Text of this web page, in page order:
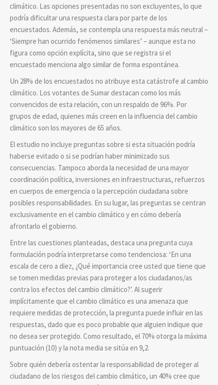
climático. Las opciones presentadas no son excluyentes, lo que
podría dificultar una respuesta clara por parte de los
encuestados. Además, se contempla una respuesta más neutral –
‘Siempre han ocurrido fenómenos similares’ – aunque esta no
figura como opción explícita, sino que se registra si el
encuestado menciona algo similar de forma espontánea.
Un 28% de los encuestados no atribuye esta catástrofe al cambio
climático. Los votantes de Sumar destacan como los más
convencidos de esta relación, con un respaldo de 96%. Por
grupos de edad, quienes más creen en la influencia del cambio
climático son los mayores de 65 años.
El estudio no incluye preguntas sobre si esta situación podría
haberse evitado o si se podrían haber minimizado sus
consecuencias. Tampoco aborda la necesidad de una mayor
coordinación política, inversiones en infraestructuras, refuerzos
en cuerpos de emergencia o la percepción ciudadana sobre
posibles responsabilidades. En su lugar, las preguntas se centran
exclusivamente en el cambio climático y en cómo debería
afrontarlo el gobierno.
Entre las cuestiones planteadas, destaca una pregunta cuya
formulación podría interpretarse como tendenciosa: ‘En una
escala de cero a diez, ¿Qué importancia cree usted que tiene que
se tomen medidas previas para proteger a los ciudadanos/as
contra los efectos del cambio climático?’. Al sugerir
implícitamente que el cambio climático es una amenaza que
requiere medidas de protección, la pregunta puede influir en las
respuestas, dado que es poco probable que alguien indique que
no desea ser protegido. Como resultado, el 70% otorga la máxima
puntuación (10) y la nota media se sitúa en 9,2.
Sobre quién debería ostentar la responsabilidad de proteger al
ciudadano de los riesgos del cambio climático, un 40% cree que